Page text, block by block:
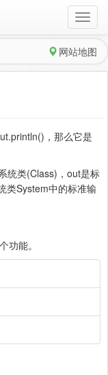
网站地图
，那么它是
统类(Class)，out是标
类System中的标准输
功能。